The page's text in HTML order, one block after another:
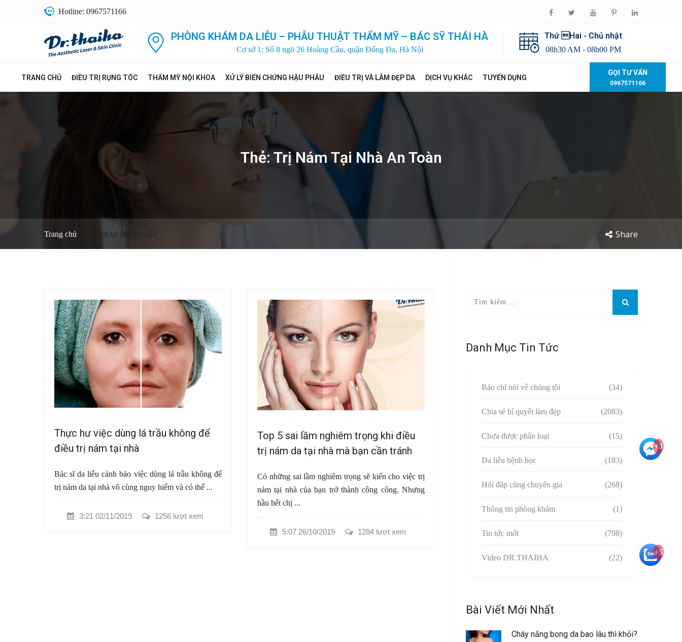
Hotline: 0967571166
PHÒNG KHÁM DA LIỄU – PHẪU THUẬT THẨM MỸ – BÁC SỸ THÁI HÀ
Cơ sở 1: Số 8 ngõ 26 Hoàng Cầu, quận Đống Đa, Hà Nội
Thứ Hai - Chủ nhật
08h30 AM - 08h00 PM
TRANG CHỦ ĐIỀU TRỊ RỤNG TÓC THẨM MỸ NỘI KHOA XỬ LÝ BIẾN CHỨNG HẬU PHẪU ĐIỀU TRỊ VÀ LÀM ĐẸP DA DỊCH VỤ KHÁC TUYỂN DỤNG
GỌI TƯ VẤN
0967571166
Thẻ: Trị Nám Tại Nhà An Toàn
Trang chủ trị nám tại nhà an toàn Share
Thực hư việc dùng lá trầu không để
điều trị nám tại nhà
Bác sĩ da liễu cảnh báo việc dùng lá trầu không để
trị nám da tại nhà vô cùng nguy hiểm và có thể ...
3:21 02/11/2019 1256 lượt xem
Top 5 sai lầm nghiêm trọng khi điều
trị nám da tại nhà mà bạn cần tránh
Có những sai lầm nghiêm trọng sẽ kiến cho việc trị
nám tại nhà của bạn trở thành công công. Nhưng
hầu hết chị ...
5:07 26/10/2019 1284 lượt xem
Danh Mục Tin Tức
Báo chí nói về chúng tôi (34)
Chia sẻ bí quyết làm đẹp (2083)
Chưa được phân loại (15)
Da liễu bệnh học (183)
Hỏi đáp cùng chuyên gia (268)
Thông tin phòng khám (1)
Tin tức mới (798)
Video DR.THAIHA (22)
Bài Viết Mới Nhất
Cháy nắng bong da bao lâu thì khỏi?
+3
+5